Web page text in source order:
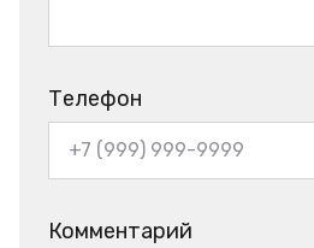
Телефон
Комментарий